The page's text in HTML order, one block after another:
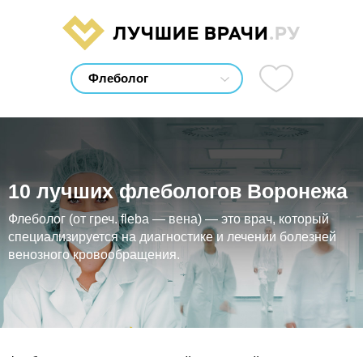
ЛУЧШИЕ ВРАЧИ.РУ
10 лучших флебологов Воронежа
Флеболог (от греч. fleba — вена) — это врач, который
специализируется на диагностике и лечении болезней
венозного кровообращения.